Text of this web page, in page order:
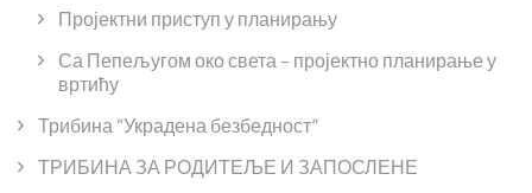
Пројектни приступ у планирању
Са Пепељугом око света – пројектно планирање у
вртићу
Трибина “Украдена безбедност”
ТРИБИНА ЗА РОДИТЕЉЕ И ЗАПОСЛЕНЕ